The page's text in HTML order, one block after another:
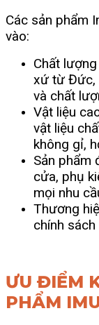
Các sản phẩm
vào:
Chất
xứ từ Đức,
và chất
Vật liệu
vật liệu
không gỉ,
Sản phẩm
cửa, phụ
mọi nhu
Thương
chính
ƯU ĐIỂM
PHẨM